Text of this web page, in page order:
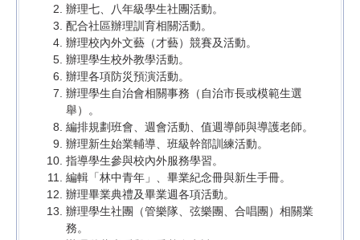
辦理七、八年級學生社團活動。
配合社區辦理訓育相關活動。
辦理校內外文藝（才藝）競賽及活動。
辦理學生校外教學活動。
辦理各項防災預演活動。
辦理學生自治會相關事務（自治市長或模範生選
舉）。
編排規劃班會、週會活動、值週導師與導護老師。
辦理新生始業輔導、班級幹部訓練活動。
指導學生參與校內外服務學習。
編輯「林中青年」、畢業紀念冊與新生手冊。
辦理畢業典禮及畢業週各項活動。
辦理學生社團（管樂隊、弦樂團、合唱團）相關業
務。